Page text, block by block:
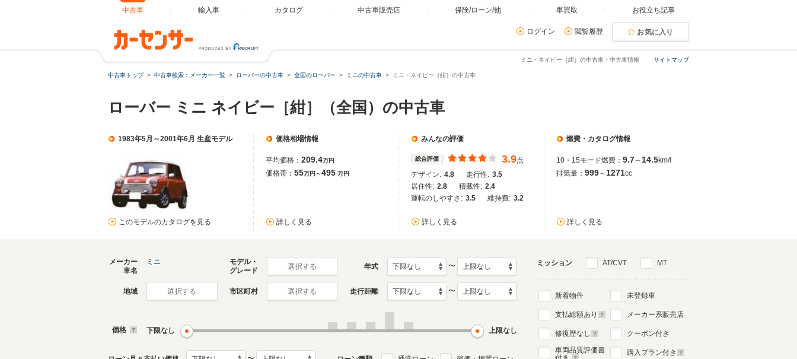
中古車 輸入車 カタログ 中古車販売店 保険/ローン/他 車買取 お役立ち記事
ログイン 閲覧履歴 お気に入り
サイトマップ
ミニ・ネイビー［紺］の中古車・中古車情報
中古車トップ 中古車検索：メーカー一覧 ローバーの中古車 全国のローバー ミニの中古車 ミニ・ネイビー［紺］の中古車
ローバー ミニ ネイビー［紺］（全国）の中古車
1983年5月～2001年6月 生産モデル
このモデルのカタログを見る
価格相場情報
平均価格： 209.4万円
価格帯： 55万円～495 万円
詳しく見る
みんなの評価
総合評価 3.9点
デザイン: 4.8 走行性: 3.5
居住性: 2.8 積載性: 2.4
運転のしやすさ: 3.5 維持費: 3.2
詳しく見る
燃費・カタログ情報
10・15モード燃費： 9.7～ 14.5km/l
排気量： 999～ 1271cc
詳しく見る
メーカー
車名
ミニ
モデル・
グレード
選択する 年式 〜
地域 選択する 市区町村 選択する 走行距離 〜
価格 下限なし 上限なし
ミッション AT/CVT MT
新着物件
支払総額あり
修復歴なし
車両品質評価書
未登録車
メーカー系販売店
クーポン付き
購入プラン付き